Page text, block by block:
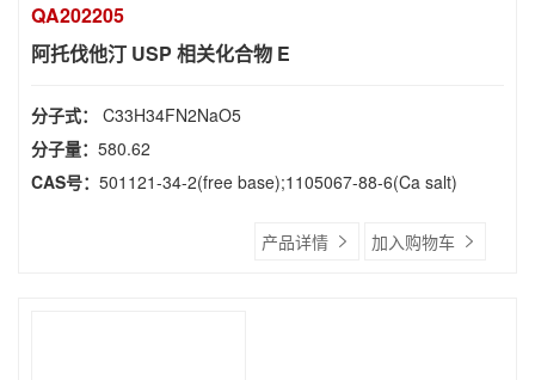
QA202205
阿托伐他汀 USP 相关化合物 E
分子式： C33H34FN2NaO5
分子量： 580.62
CAS号： 501121-34-2(free base);1105067-88-6(Ca salt)
产品详情 加入购物车